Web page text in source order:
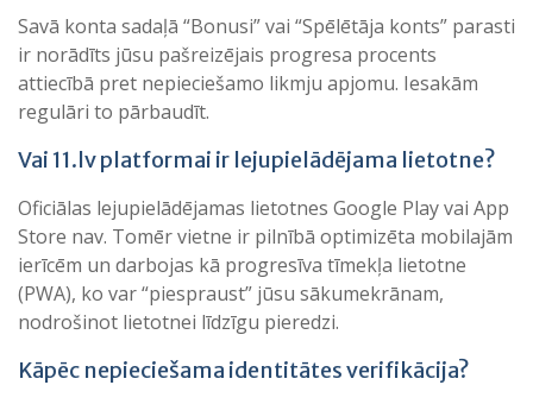
Savā konta sadaļā “Bonusi” vai “Spēlētāja konts” parasti
ir norādīts jūsu pašreizējais progresa procents
attiecībā pret nepieciešamo likmju apjomu. Iesakām
regulāri to pārbaudīt.
Vai 11.lv platformai ir lejupielādējama lietotne?
Oficiālas lejupielādējamas lietotnes Google Play vai App
Store nav. Tomēr vietne ir pilnībā optimizēta mobilajām
ierīcēm un darbojas kā progresīva tīmekļa lietotne
(PWA), ko var “piespraust” jūsu sākumekrānam,
nodrošinot lietotnei līdzīgu pieredzi.
Kāpēc nepieciešama identitātes verifikācija?